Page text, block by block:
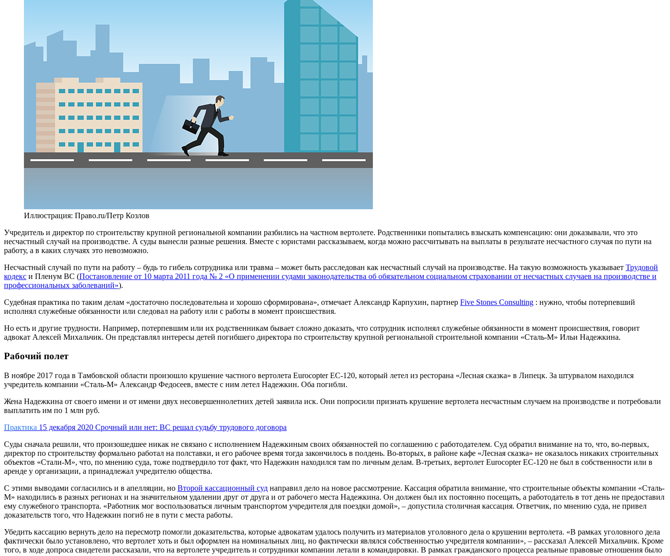
Иллюстрация: Право.ru/Петр Козлов
Учредитель и директор по строительству крупной региональной компании разбились на частном вертолете. Родственники попытались взыскать компенсацию: они доказывали, что это
несчастный случай на производстве. А суды вынесли разные решения. Вместе с юристами рассказываем, когда можно рассчитывать на выплаты в результате несчастного случая по пути на
работу, а в каких случаях это невозможно.
Несчастный случай по пути на работу – будь то гибель сотрудника или травма – может быть расследован как несчастный случай на производстве. На такую возможность указывает Трудовой
кодекс и Пленум ВС (Постановление от 10 марта 2011 года № 2 «О применении судами законодательства об обязательном социальном страховании от несчастных случаев на производстве и
профессиональных заболеваний»).
Судебная практика по таким делам «достаточно последовательна и хорошо сформирована», отмечает Александр Карпухин, партнер Five Stones Consulting : нужно, чтобы потерпевший
исполнял служебные обязанности или следовал на работу или с работы в момент происшествия.
Но есть и другие трудности. Например, потерпевшим или их родственникам бывает сложно доказать, что сотрудник исполнял служебные обязанности в момент происшествия, говорит
адвокат Алексей Михальчик. Он представлял интересы детей погибшего директора по строительству крупной региональной строительной компании «Сталь-М» Ильи Надежкина.
Рабочий полет
В ноябре 2017 года в Тамбовской области произошло крушение частного вертолета Eurocopter EC-120, который летел из ресторана «Лесная сказка» в Липецк. За штурвалом находился
учредитель компании «Сталь-М» Александр Федосеев, вместе с ним летел Надежкин. Оба погибли.
Жена Надежкина от своего имени и от имени двух несовершеннолетних детей заявила иск. Они попросили признать крушение вертолета несчастным случаем на производстве и потребовали
выплатить им по 1 млн руб.
Практика 15 декабря 2020 Срочный или нет: ВС решал судьбу трудового договора
Суды сначала решили, что произошедшее никак не связано с исполнением Надежкиным своих обязанностей по соглашению с работодателем. Суд обратил внимание на то, что, во-первых,
директор по строительству формально работал на полставки, и его рабочее время тогда закончилось в полдень. Во-вторых, в районе кафе «Лесная сказка» не оказалось никаких строительных
объектов «Стали-М», что, по мнению суда, тоже подтвердило тот факт, что Надежкин находился там по личным делам. В-третьих, вертолет Eurocopter EC-120 не был в собственности или в
аренде у организации, а принадлежал учредителю общества.
С этими выводами согласились и в апелляции, но Второй кассационный суд направил дело на новое рассмотрение. Кассация обратила внимание, что строительные объекты компании «Сталь-
М» находились в разных регионах и на значительном удалении друг от друга и от рабочего места Надежкина. Он должен был их постоянно посещать, а работодатель в тот день не предоставил
ему служебного транспорта. «Работник мог воспользоваться личным транспортом учредителя для поездки домой», – допустила столичная кассация. Ответчик, по мнению суда, не привел
доказательств того, что Надежкин погиб не в пути с места работы.
Убедить кассацию вернуть дело на пересмотр помогли доказательства, которые адвокатам удалось получить из материалов уголовного дела о крушении вертолета. «В рамках уголовного дела
фактически было установлено, что вертолет хоть и был оформлен на номинальных лиц, но фактически являлся собственностью учредителя компании», – рассказал Алексей Михальчик. Кроме
того, в ходе допроса свидетели рассказали, что на вертолете учредитель и сотрудники компании летали в командировки. В рамках гражданского процесса реальные правовые отношения было